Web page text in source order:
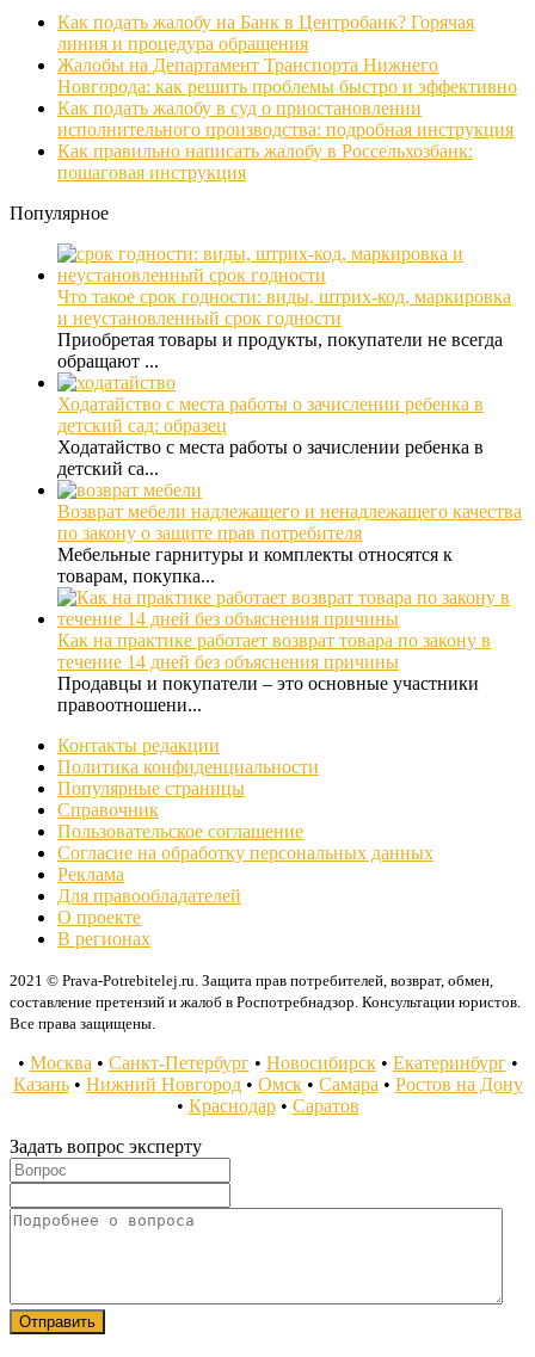
Как подать жалобу на Банк в Центробанк? Горячая
линия и процедура обращения
Жалобы на Департамент Транспорта Нижнего
Новгорода: как решить проблемы быстро и эффективно
Как подать жалобу в суд о приостановлении
исполнительного производства: подробная инструкция
Как правильно написать жалобу в Россельхозбанк:
пошаговая инструкция
Популярное
Что такое срок годности: виды, штрих-код, маркировка
и неустановленный срок годности
Приобретая товары и продукты, покупатели не всегда
обращают ...
Ходатайство с места работы о зачислении ребенка в
детский сад: образец
Ходатайство с места работы о зачислении ребенка в
детский са...
Возврат мебели надлежащего и ненадлежащего качества
по закону о защите прав потребителя
Мебельные гарнитуры и комплекты относятся к
товарам, покупка...
Как на практике работает возврат товара по закону в
течение 14 дней без объяснения причины
Продавцы и покупатели – это основные участники
правоотношени...
Контакты редакции
Политика конфиденциальности
Популярные страницы
Справочник
Пользовательское соглашение
Согласие на обработку персональных данных
Реклама
Для правообладателей
О проекте
В регионах
2021 © Prava-Potrebitelej.ru. Защита прав потребителей, возврат, обмен,
составление претензий и жалоб в Роспотребнадзор. Консультации юристов.
Все права защищены.
• Москва • Санкт-Петербург• Новосибирск• Екатеринбург•
Казань• Нижний Новгород• Омск• Самара • Ростов на Дону
• Краснодар• Саратов
Задать вопрос эксперту